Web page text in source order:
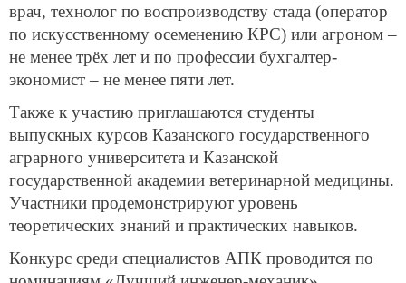
врач, технолог по воспроизводству стада (оператор
по искусственному осеменению КРС) или агроном –
не менее трёх лет и по профессии бухгалтер-
экономист – не менее пяти лет.
Также к участию приглашаются студенты
выпускных курсов Казанского государственного
аграрного университета и Казанской
государственной академии ветеринарной медицины.
Участники продемонстрируют уровень
теоретических знаний и практических навыков.
Конкурс среди специалистов АПК проводится по